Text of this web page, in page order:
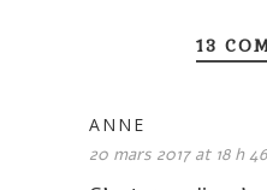
13
ANNE
20 mars 2017 at 18 h